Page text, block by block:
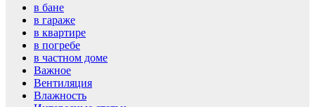
в бане
в гараже
в квартире
в погребе
в частном доме
Важное
Вентиляция
Влажность